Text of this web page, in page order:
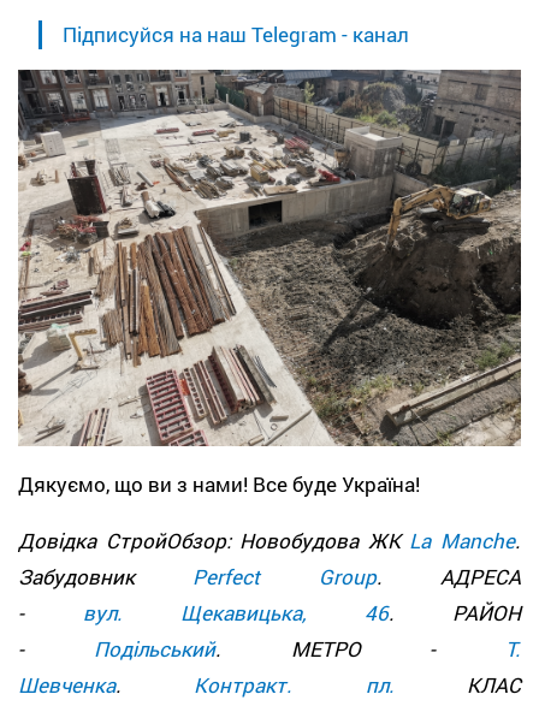
Підписуйся на наш Telegram - канал
Дякуємо, що ви з нами! Все буде Україна!
Довідка СтройОбзор: Новобудова ЖК La Manche.
Забудовник Perfect Group. АДРЕСА
- вул. Щекавицька, 46. РАЙОН
- Подільський. МЕТРО -
Т.
Шевченка. Контракт. пл. КЛАС